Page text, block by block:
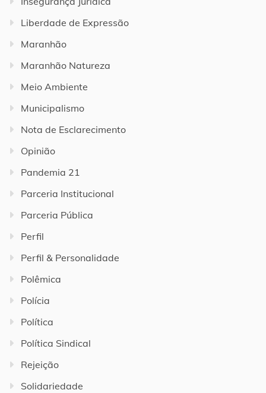
Liberdade de Expressão
Maranhão
Maranhão Natureza
Meio Ambiente
Municipalismo
Nota de Esclarecimento
Opinião
Pandemia 21
Parceria Institucional
Parceria Pública
Perfil
Perfil & Personalidade
Polêmica
Polícia
Política
Política Sindical
Rejeição
Solidariedade